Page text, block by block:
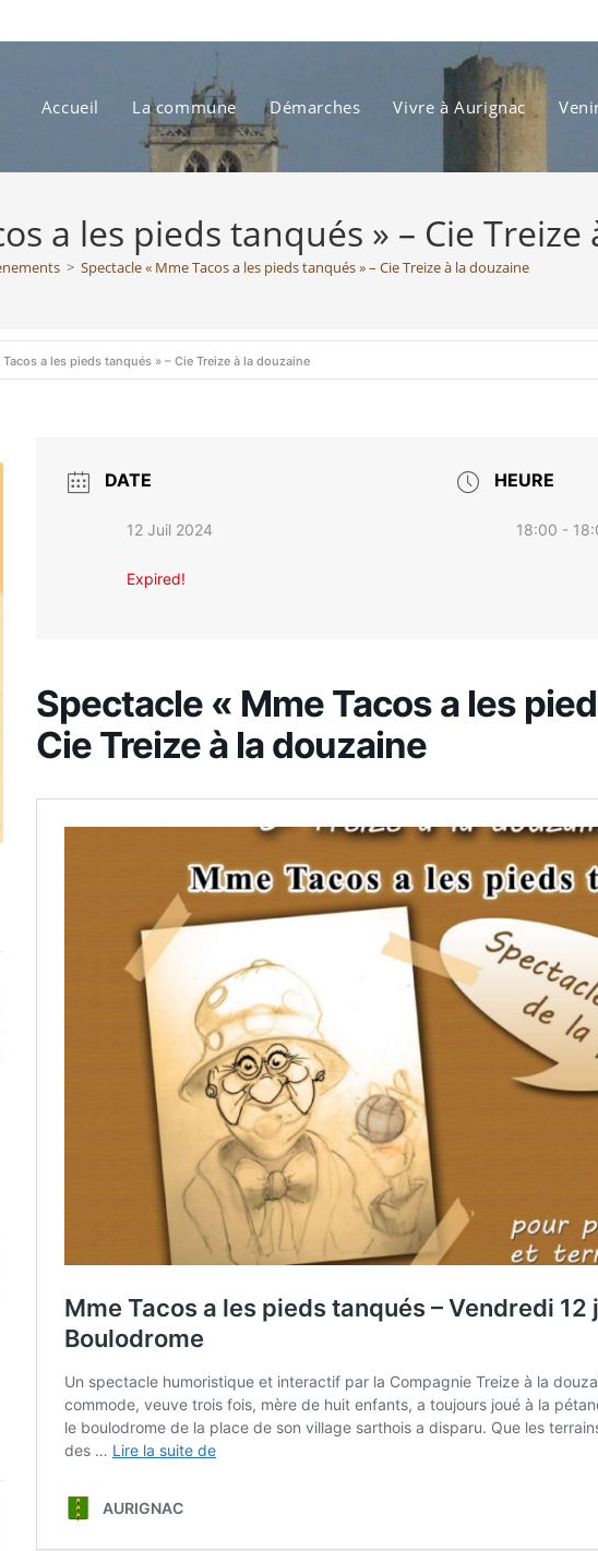
Accueil La commune Démarches Vivre à Aurignac
a les pieds tanqués » – Cie
> Spectacle « Mme Tacos a les pieds tanqués » – Cie Treize à la douzaine
a les pieds tanqués » – Cie Treize à la douzaine
DATE
12 Juil 2024
Expired!
HEURE
18:00 -
Spectacle « Mme Tacos a les
Cie Treize à la douzaine